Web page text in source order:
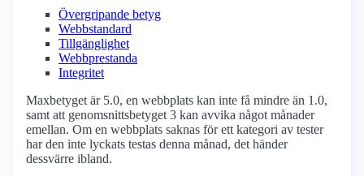
Övergripande betyg
Webbstandard
Tillgänglighet
Webbprestanda
Integritet
Maxbetyget är 5.0, en webbplats kan inte få mindre än 1.0,
samt att genomsnittsbetyget 3 kan avvika något månader
emellan. Om en webbplats saknas för ett kategori av tester
har den inte lyckats testas denna månad, det händer
dessvärre ibland.